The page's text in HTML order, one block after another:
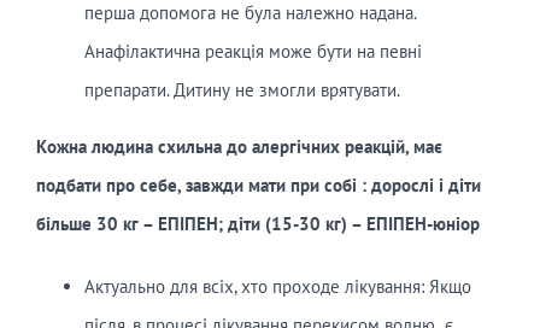
перша допомога не була належно надана.
Анафілактична реакція може бути на певні
препарати. Дитину не змогли врятувати.
Кожна людина схильна до алергічних реакцій, має
подбати про себе, завжди мати при собі : дорослі і діти
більше 30 кг – ЕПІПЕН; діти (15-30 кг) – ЕПІПЕН-юніор
Актуально для всіх, хто проходе лікування: Якщо